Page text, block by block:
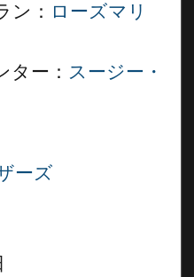
ン： ローズマリ
ター： スージー・
ーズ